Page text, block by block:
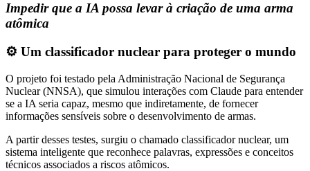
Impedir que a IA possa levar à criação de uma arma
atômica
⚙️ Um classificador nuclear para proteger o mundo
O projeto foi testado pela Administração Nacional de Segurança
Nuclear (NNSA), que simulou interações com Claude para entender
se a IA seria capaz, mesmo que indiretamente, de fornecer
informações sensíveis sobre o desenvolvimento de armas.
A partir desses testes, surgiu o chamado classificador nuclear, um
sistema inteligente que reconhece palavras, expressões e conceitos
técnicos associados a riscos atômicos.